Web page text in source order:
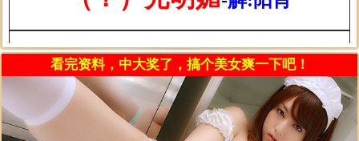
看完资料，中大奖了，搞个美女爽一下吧！